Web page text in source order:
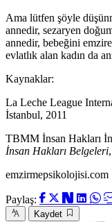
Ama lütfen şöyle
annedir, sezaryen
annedir, bebeğini
evlatlık alan kadın da
Kaynaklar:
La Leche League
İstanbul, 2011
TBMM İnsan Hakları
İnsan Hakları Belgeleri
emzirmepsikolojisi.com
Paylaş:
Kaydet